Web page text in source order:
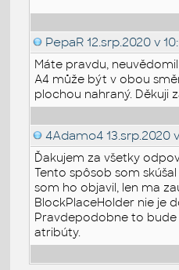
PepaR 12.srp.2020 v
Máte pravdu,
A4 může být v obou
plochou nahraný. Děkuji
4Adamo4 13.srp.2020
Ďakujem za všetky
Tento spôsob som
som ho objavil, len ma
BlockPlaceHolder nie je
Pravdepodobne to
atribúty.